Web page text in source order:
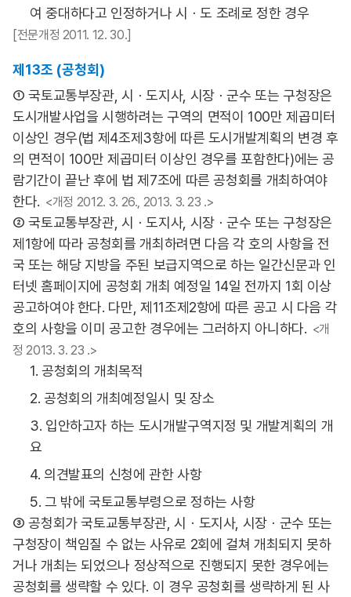
여 중대하다고 인정하거나 시ㆍ도 조례로 정한 경우
[전문개정 2011. 12. 30.]
제13조 (공청회)
① 국토교통부장관, 시ㆍ도지사, 시장ㆍ군수 또는 구청장은
도시개발사업을 시행하려는 구역의 면적이 100만 제곱미터
이상인 경우(법 제4조제3항에 따른 도시개발계획의 변경 후
의 면적이 100만 제곱미터 이상인 경우를 포함한다)에는 공
람기간이 끝난 후에 법 제7조에 따른 공청회를 개최하여야
한다. <개정 2012. 3. 26., 2013. 3. 23 .>
② 국토교통부장관, 시ㆍ도지사, 시장ㆍ군수 또는 구청장은
제1항에 따라 공청회를 개최하려면 다음 각 호의 사항을 전
국 또는 해당 지방을 주된 보급지역으로 하는 일간신문과 인
터넷 홈페이지에 공청회 개최 예정일 14일 전까지 1회 이상
공고하여야 한다. 다만, 제11조제2항에 따른 공고 시 다음 각
호의 사항을 이미 공고한 경우에는 그러하지 아니하다. <개
정 2013. 3. 23 .>
1. 공청회의 개최목적
2. 공청회의 개최예정일시 및 장소
3. 입안하고자 하는 도시개발구역지정 및 개발계획의 개
요
4. 의견발표의 신청에 관한 사항
5. 그 밖에 국토교통부령으로 정하는 사항
③ 공청회가 국토교통부장관, 시ㆍ도지사, 시장ㆍ군수 또는
구청장이 책임질 수 없는 사유로 2회에 걸쳐 개최되지 못하
거나 개최는 되었으나 정상적으로 진행되지 못한 경우에는
공청회를 생략할 수 있다. 이 경우 공청회를 생략하게 된 사